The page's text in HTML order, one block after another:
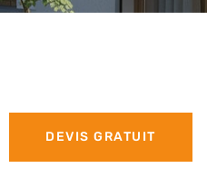
DEVIS GRATUIT